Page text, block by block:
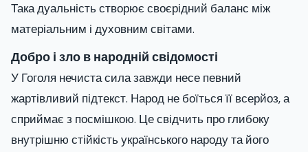
Така дуальність створює своєрідний баланс між
матеріальним і духовним світами.
Добро і зло в народній свідомості
У Гоголя нечиста сила завжди несе певний
жартівливий підтекст. Народ не боїться її всерйоз, а
сприймає з посмішкою. Це свідчить про глибоку
внутрішню стійкість українського народу та його